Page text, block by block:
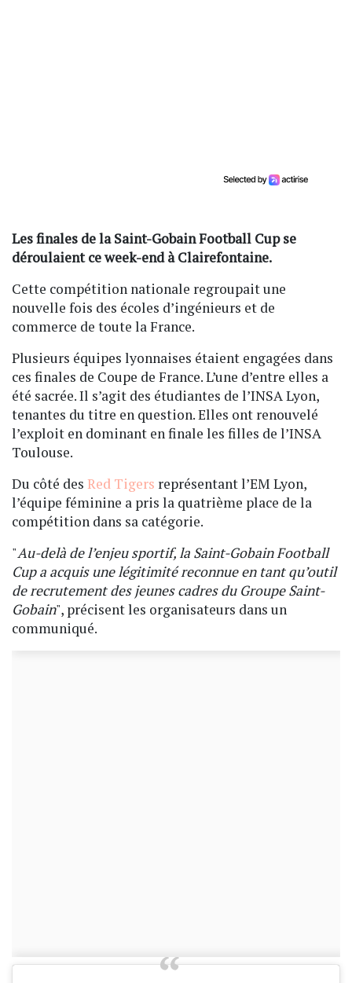
Les finales de la Saint-Gobain Football Cup se
déroulaient ce week-end à Clairefontaine.
Cette compétition nationale regroupait une
nouvelle fois des écoles d’ingénieurs et de
commerce de toute la France.
Plusieurs équipes lyonnaises étaient engagées dans
ces finales de Coupe de France. L’une d’entre elles a
été sacrée. Il s’agit des étudiantes de l’INSA Lyon,
tenantes du titre en question. Elles ont renouvelé
l’exploit en dominant en finale les filles de l’INSA
Toulouse.
Du côté des Red Tigers représentant l’EM Lyon,
l’équipe féminine a pris la quatrième place de la
compétition dans sa catégorie.
"Au-delà de l’enjeu sportif, la Saint-Gobain Football
Cup a acquis une légitimité reconnue en tant qu’outil
de recrutement des jeunes cadres du Groupe Saint-
Gobain", précisent les organisateurs dans un
communiqué.